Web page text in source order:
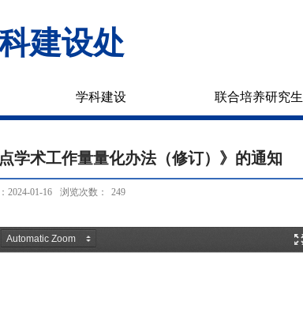
建设处
学科建设 联合培养研究生
学术工作量量化办法（修订）》的通知
2024-01-16 浏览次数： 249